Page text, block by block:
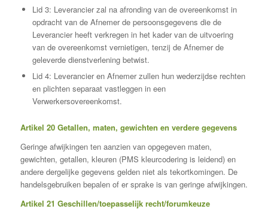
Lid 3: Leverancier zal na afronding van de overeenkomst in
opdracht van de Afnemer de persoonsgegevens die de
Leverancier heeft verkregen in het kader van de uitvoering
van de overeenkomst vernietigen, tenzij de Afnemer de
geleverde dienstverlening betwist.
Lid 4: Leverancier en Afnemer zullen hun wederzijdse rechten
en plichten separaat vastleggen in een
Verwerkersovereenkomst.
Artikel 20 Getallen, maten, gewichten en verdere gegevens
Geringe afwijkingen ten aanzien van opgegeven maten,
gewichten, getallen, kleuren (PMS kleurcodering is leidend) en
andere dergelijke gegevens gelden niet als tekortkomingen. De
handelsgebruiken bepalen of er sprake is van geringe afwijkingen.
Artikel 21 Geschillen/toepasselijk recht/forumkeuze